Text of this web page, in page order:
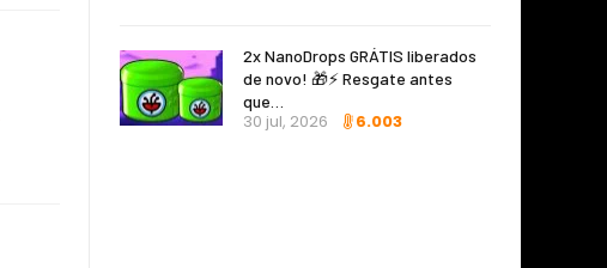
2x NanoDrops GRÁTIS liberados
de novo! 🎁⚡ Resgate antes
que…
30 jul, 2026 6.003